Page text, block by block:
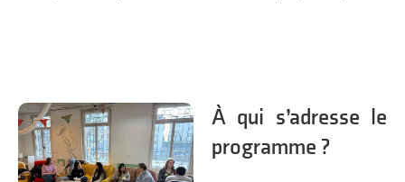
À qui s’adresse le
programme ?